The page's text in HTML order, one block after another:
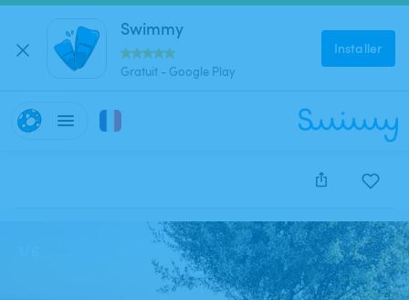
Swimmy
Gratuit - Google Play
Installer
Cette annonce est close et ne peut être réservée.